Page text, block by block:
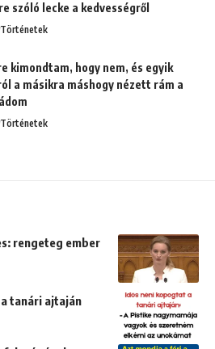
szóló lecke a kedvességről
Történetek
kimondtam, hogy nem, és egyik
a másikra máshogy nézett rám a
Történetek
rengeteg ember
tanári ajtaján